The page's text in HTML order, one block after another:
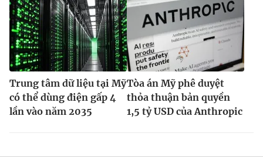
Trung tâm dữ liệu tại Mỹ
có thể dùng điện gấp 4
lần vào năm 2035
Tòa án Mỹ phê duyệt
thỏa thuận bản quyền
1,5 tỷ USD của Anthropic